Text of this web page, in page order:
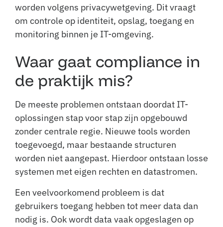
worden volgens privacywetgeving. Dit vraagt
om controle op identiteit, opslag, toegang en
monitoring binnen je IT-omgeving.
Waar gaat compliance in
de praktijk mis?
De meeste problemen ontstaan doordat IT-
oplossingen stap voor stap zijn opgebouwd
zonder centrale regie. Nieuwe tools worden
toegevoegd, maar bestaande structuren
worden niet aangepast. Hierdoor ontstaan losse
systemen met eigen rechten en datastromen.
Een veelvoorkomend probleem is dat
gebruikers toegang hebben tot meer data dan
nodig is. Ook wordt data vaak opgeslagen op